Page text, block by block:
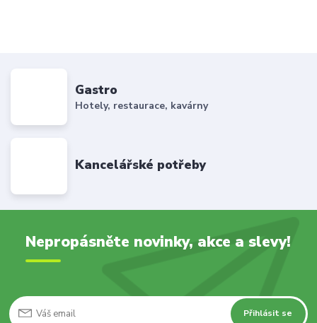
Gastro
Hotely, restaurace, kavárny
Kancelářské potřeby
Nepropásněte novinky, akce a slevy!
Přihlásit se